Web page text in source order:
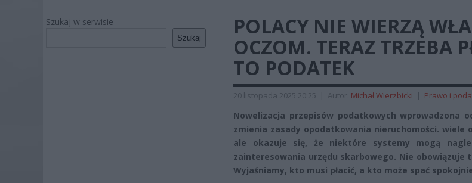
Szukaj w serwisie
Szukaj
POLACY NIE WIERZĄ
OCZOM. TERAZ TRZEBA
TO PODATEK
20 listopada 2025 20:25 | Autor: Michał Wierzbicki | Prawo i
Nowelizacja przepisów podatkowych wprowadzona
zmienia zasady opodatkowania nieruchomości. wiele
ale okazuje się, że niektóre systemy mogą
zainteresowania urzędu skarbowego. Nie obowiązuje
Wyjaśniamy, kto musi płacić, a kto może spać